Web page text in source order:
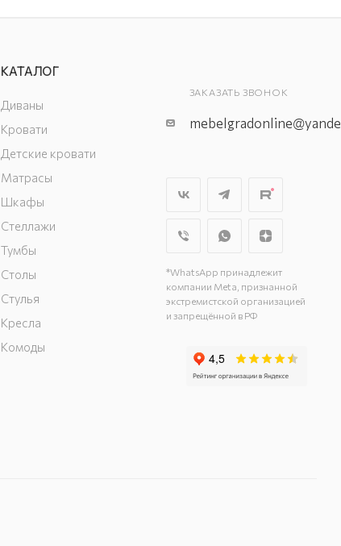
КАТАЛОГ
Диваны
Кровати
Детские кровати
Матрасы
Шкафы
Стеллажи
Тумбы
Столы
Стулья
Кресла
Комоды
ЗАКАЗАТЬ ЗВОНОК
*WhatsApp принадлежит
компании Meta, признанной
экстремистской организацией
и запрещённой в РФ